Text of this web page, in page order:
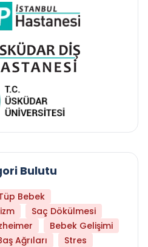
Bulutu
Bebek
Saç Dökülmesi
Bebek Gelişimi
Ağrıları
Stres